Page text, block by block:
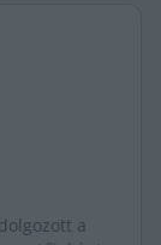
a